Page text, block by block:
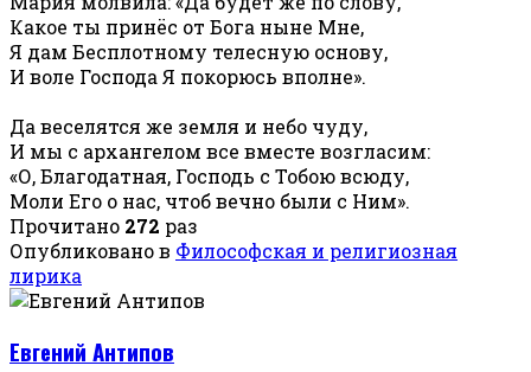
Какое ты принёс от Бога ныне Мне,
Я дам Бесплотному телесную основу,
И воле Господа Я покорюсь вполне».
Да веселятся же земля и небо чуду,
И мы с архангелом все вместе возгласим:
«О, Благодатная, Господь с Тобою всюду,
Моли Его о нас, чтоб вечно были с Ним».
Прочитано 272 раз
Опубликовано в Философская и религиозная
лирика
Евгений Антипов